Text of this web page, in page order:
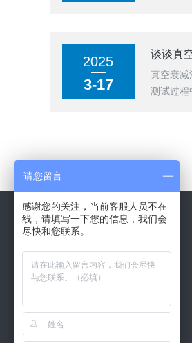
2025
3-17
谈谈真
真空衰减
测试过程
公司简介
新闻动态
技术文章
请您留言
感谢您的关注，当前客服人员不在
线，请填写一下您的信息，我们会
尽快和您联系。